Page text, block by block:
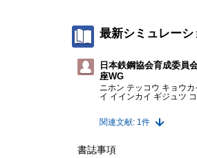
最新シミュレー
日本鉄鋼協会育成委員
座WG
ニホン テッコウ キョウカ
イ イインカイ ギジュツ
関連文献: 1件
書誌事項